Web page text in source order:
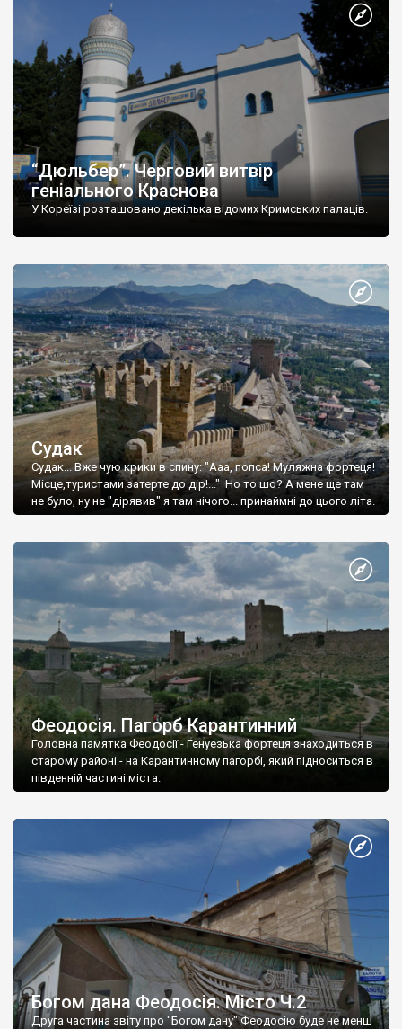
“Дюльбер”. Черговий витвір
геніального Краснова
У Кореїзі розташовано декілька відомих Кримських палаців.
Судак
Судак... Вже чую крики в спину: "Ааа, попса! Муляжна фортеця!
Місце,туристами затерте до дір!..." Но то шо? А мене ще там
не було, ну не "дірявив" я там нічого... принаймні до цього літа.
Феодосія. Пагорб Карантинний
Головна памятка Феодосії - Генуезька фортеця знаходиться в
старому районі - на Карантинному пагорбі, який підноситься в
південній частині міста.
Богом дана Феодосія. Місто Ч.2
Друга частина звіту про "Богом дану" Феодосію буде не менш